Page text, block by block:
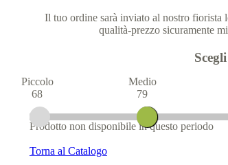
Il tuo ordine sarà inviato al nostro fiorista
qualità-prezzo sicuramente
Piccolo
68
Medio
79
Prodotto non disponibile in questo periodo
Torna al Catalogo